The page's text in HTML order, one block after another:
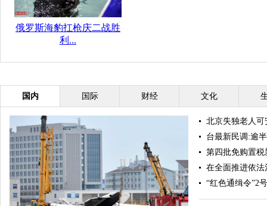
俄罗斯海豹扛枪庆二战胜
利...
国内 国际 财经 文化
北京失独老人
台最新民调:逾
第四批免购置
在全面推进依
“红色通缉令”2